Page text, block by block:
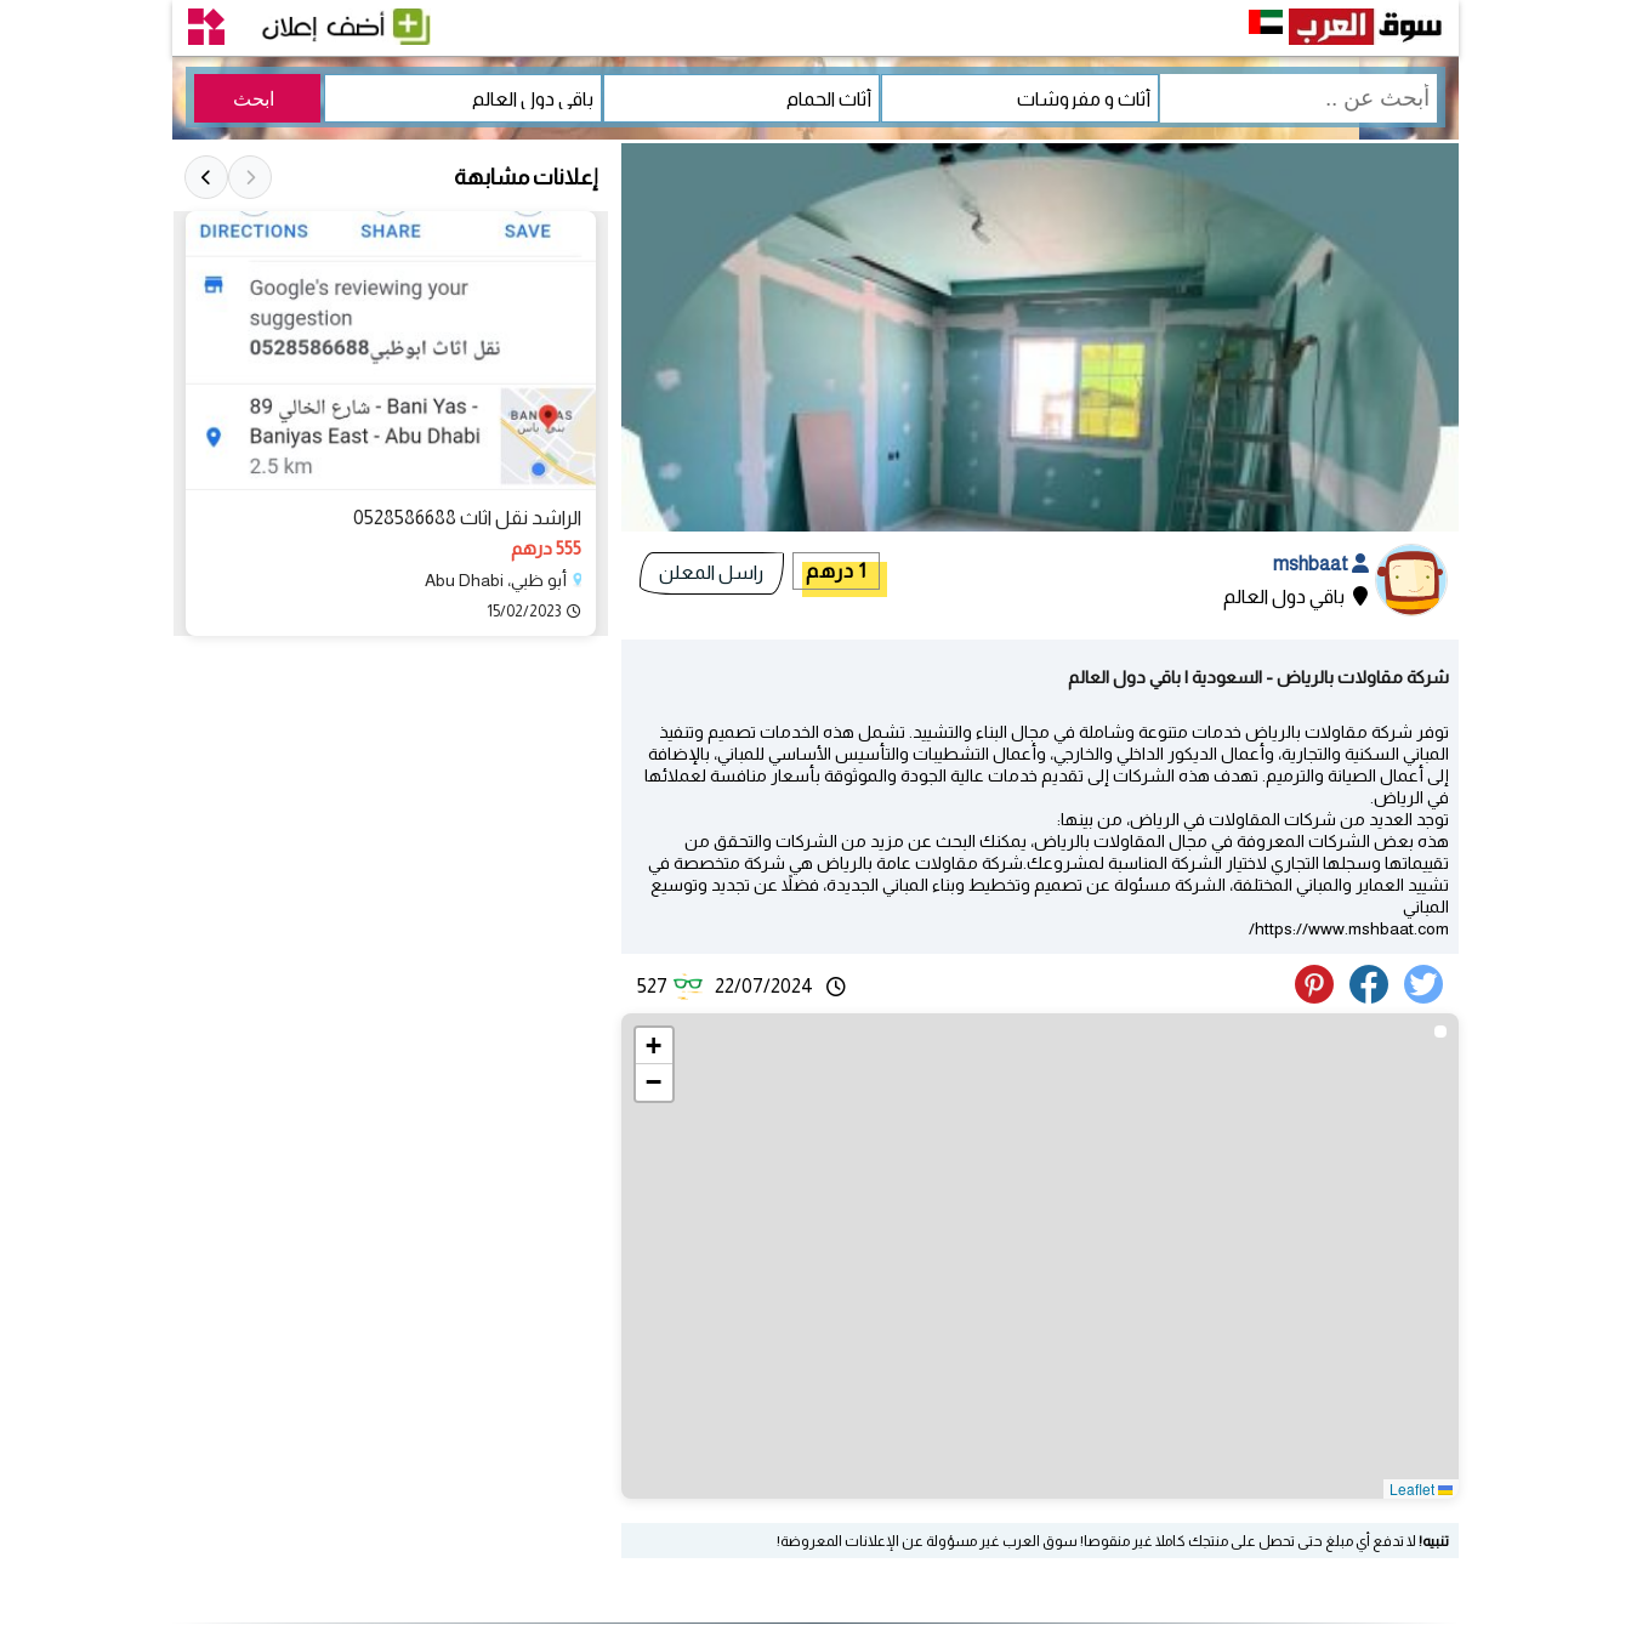
باقي دول العالم
1 درهم راسل المعلن
شركة مقاولات بالرياض - السعودية | باقي دول العالم
توفر شركة مقاولات بالرياض خدمات متنوعة وشاملة في مجال البناء والتشييد. تشمل هذه الخدمات تصميم وتنفيذ
المباني السكنية والتجارية، وأعمال الديكور الداخلي والخارجي، وأعمال التشطيبات والتأسيس الأساسي للمباني، بالإضافة
إلى أعمال الصيانة والترميم. تهدف هذه الشركات إلى تقديم خدمات عالية الجودة والموثوقة بأسعار منافسة لعملائها
في الرياض.
توجد العديد من شركات المقاولات في الرياض، من بينها:
هذه بعض الشركات المعروفة في مجال المقاولات بالرياض، يمكنك البحث عن مزيد من الشركات والتحقق من
تقييماتها وسجلها التجاري لاختيار الشركة المناسبة لمشروعك.شركة مقاولات عامة بالرياض هي شركة متخصصة في
تشييد العماير والمباني المختلفة، الشركة مسئولة عن تصميم وتخطيط وبناء المباني الجديدة، فضلاً عن تجديد وتوسيع
المباني
https://www.mshbaat.com/
22/07/2024
527
+
−
تنبيه! لا تدفع أي مبلغ حتى تحصل على منتجك كاملا غير منقوصا! سوق العرب غير مسؤولة عن الإعلانات المعروضة!
إعلانات مشابهة
الراشد نقل اثاث 0528586688
555 درهم
أبو ظبي، Abu Dhabi
15/02/2023